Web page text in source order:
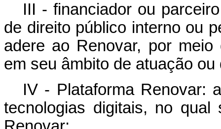
III - financiador ou
de direito público interno ou
adere ao Renovar, por
em seu âmbito de atuação
IV - Plataforma Renovar:
tecnologias digitais, no